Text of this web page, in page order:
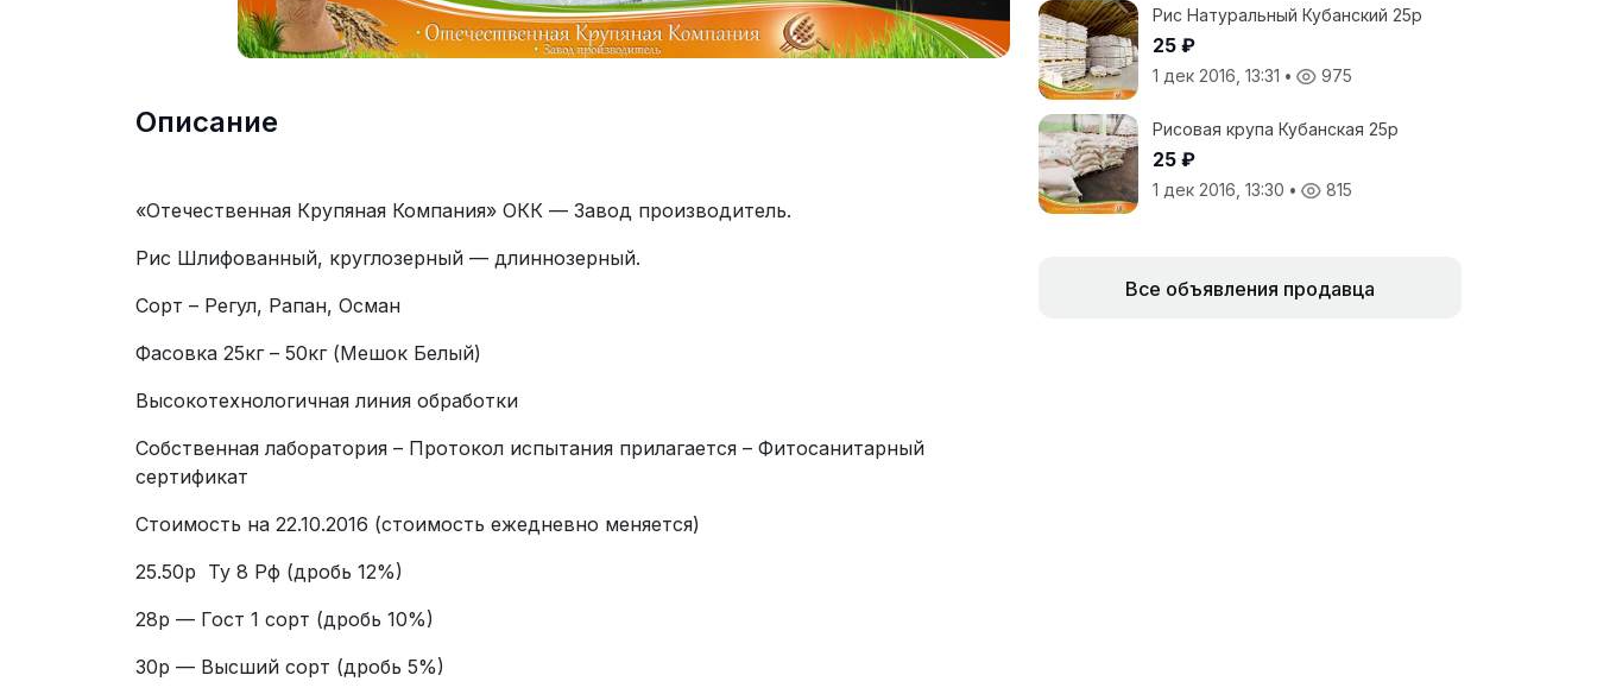
Описание
«Отечественная Крупяная Компания» ОКК — Завод производитель.
Рис Шлифованный, круглозерный — длиннозерный.
Сорт – Регул, Рапан, Осман
Фасовка 25кг – 50кг (Мешок Белый)
Высокотехнологичная линия обработки
Собственная лаборатория – Протокол испытания прилагается – Фитосанитарный
сертификат
Стоимость на 22.10.2016 (стоимость ежедневно меняется)
25.50р Ту 8 Рф (дробь 12%)
28р — Гост 1 сорт (дробь 10%)
30р — Высший сорт (дробь 5%)
Рис Натуральный Кубанский 25р
25 ₽
1 дек 2016, 13:31 • 975
Рисовая крупа Кубанская 25р
25 ₽
1 дек 2016, 13:30 • 815
Все объявления продавца